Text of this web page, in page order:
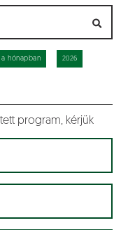
hónapban 2026
program, kérjük